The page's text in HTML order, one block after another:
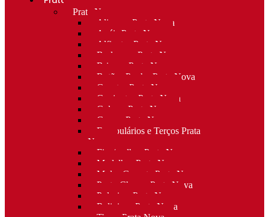
Prata Nova
Alianças Prata Nova
Anéis Prata Nova
Alfinetes Prata Nova
Berloques Prata Nova
Brincos Prata Nova
Botões Punho Prata Nova
Canetas Prata Nova
Conjuntos Prata Nova
Colares Prata Nova
Cruzes Prata Nova
Escapulários e Terços Prata
Nova
Fios/malhas Prata Nova
Medalhas Prata Nova
Molas Gravata Prata Nova
Porta-Chaves Prata Nova
Pulseiras Prata Nova
Religioso Prata Nova